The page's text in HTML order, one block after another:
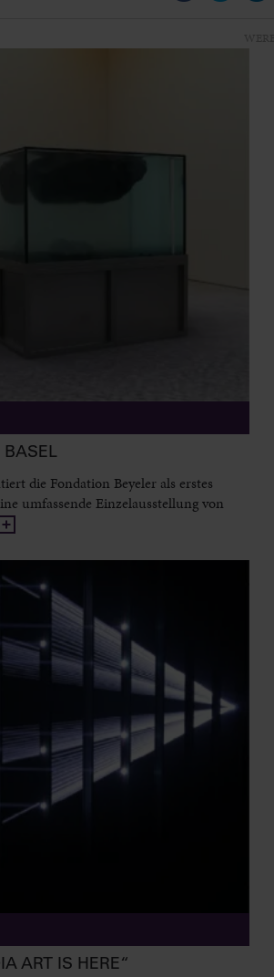
BASEL
die Fondation Beyeler als erstes
umfassende Einzelausstellung von
ART IS HERE“